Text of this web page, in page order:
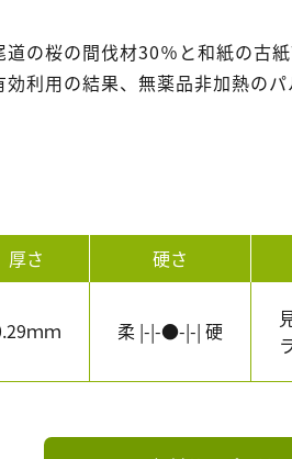
道の桜の間伐材30％と和紙の
利用の結果、無薬品非加熱の
厚さ 硬さ
ｍｍ 柔 |-|-●-|-| 硬